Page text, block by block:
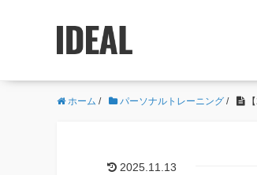
ホーム / パーソナルトレーニング /
2025.11.13